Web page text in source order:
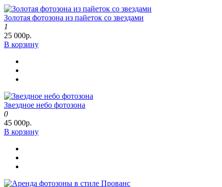
Золотая фотозона из пайеток со звездами
1
25 000р.
В корзину
Звездное небо фотозона
0
45 000р.
В корзину